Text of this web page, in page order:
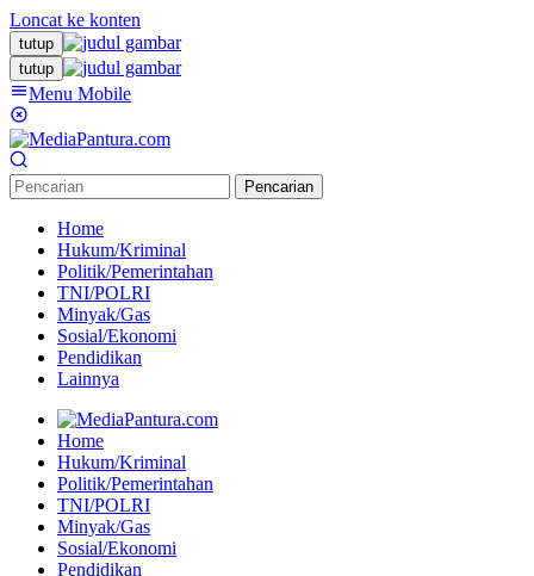
Loncat ke konten
tutup
tutup
Menu Mobile
Pencarian
Home
Hukum/Kriminal
Politik/Pemerintahan
TNI/POLRI
Minyak/Gas
Sosial/Ekonomi
Pendidikan
Lainnya
Home
Hukum/Kriminal
Politik/Pemerintahan
TNI/POLRI
Minyak/Gas
Sosial/Ekonomi
Pendidikan